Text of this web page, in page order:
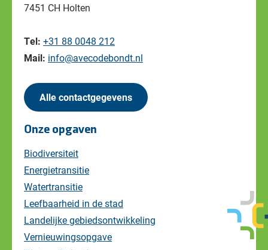
7451 CH Holten
Tel: +31 88 0048 212
Mail: info@avecodebondt.nl
Alle contactgegevens
Onze opgaven
Biodiversiteit
Energietransitie
Watertransitie
Leefbaarheid in de stad
Landelijke gebiedsontwikkeling
Vernieuwingsopgave